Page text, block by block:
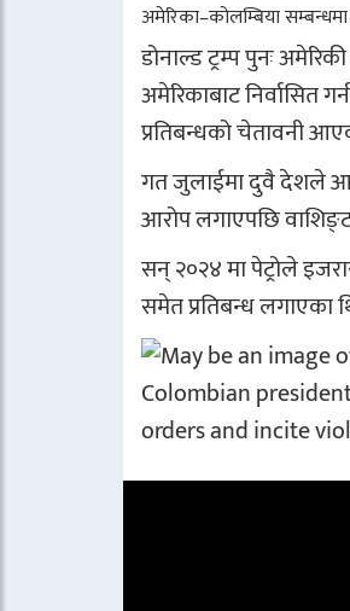
अमेरिका–कोलम्बिया
डोनाल्ड ट्रम्प पुनः
अमेरिकाबाट निर्वासित
प्रतिबन्धको चेतावनी
गत जुलाईमा दुवै देशले
आरोप लगाएपछि
सन् २०२४ मा पेट्रोले
समेत प्रतिबन्ध लगाएका